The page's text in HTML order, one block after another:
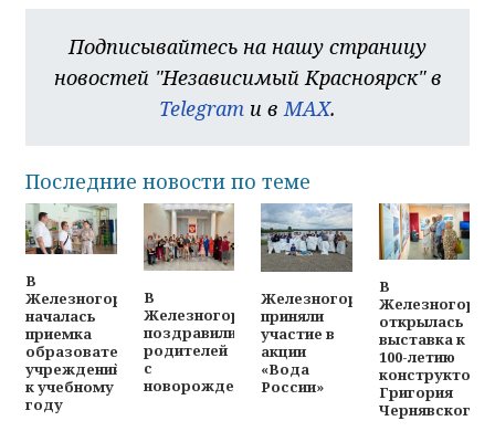
Подписывайтесь на нашу страницу
новостей "Независимый Красноярск" в
Telegram и в MAX.
Последние новости по теме
В
Железногорске
началась
приемка
образовательных
учреждений
к учебному
году
В
Железногорске
поздравили
родителей
с
новорожденными
Железногорцы
приняли
участие в
акции
«Вода
России»
В
открылась
выставка к
100-летию
конструктора
Григория
Чернявского